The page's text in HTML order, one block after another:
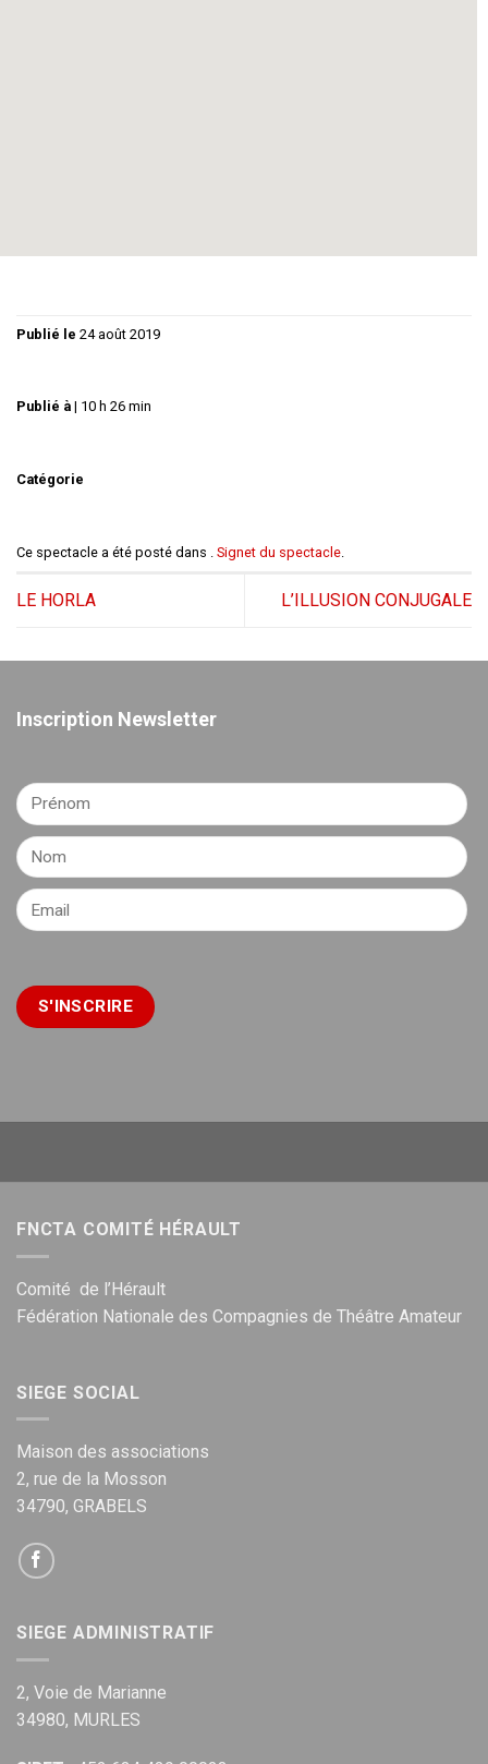
Publié le 24 août 2019
Publié à | 10 h 26 min
Catégorie
Ce spectacle a été posté dans . Signet du spectacle
LE HORLA L’ILLUSION CONJUGALE
Inscription Newsletter
FNCTA COMITÉ HÉRAULT
Comité de l’Hérault
Fédération Nationale des Compagnies de Théâtre Amateur
SIEGE SOCIAL
Maison des associations
2, rue de la Mosson
34790, GRABELS
SIEGE ADMINISTRATIF
2, Voie de Marianne
34980, MURLES